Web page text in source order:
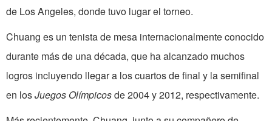
de Los Angeles, donde tuvo lugar el torneo.
Chuang es un tenista de mesa internacionalmente conocido
durante más de una década, que ha alcanzado muchos
logros incluyendo llegar a los cuartos de final y la semifinal
en losJuegos Olímpicosde 2004 y 2012, respectivamente.